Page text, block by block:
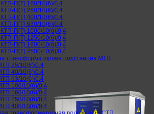
П(Т) 160/10(6)/0,4
П(Т) 250/10(6)/0,4
П(Т) 400/10(6)/0,4
П(Т) 630/10(6)/0,4
П(Т) 1000/10(6)/0,4
П(Т) 1250/10(6)/0,4
П(Т) 1600/10(6)/0,4
П(Т) 2500/10(6)/0,4
трансформаторная подстанция МТП
25/10(6)/0,4
40/10(6)/0,4
63/10(6)/0,4
100/10(6)/0,4
160/10(6)/0,4
250/10(6)/0,4
400/10(6)/0,4